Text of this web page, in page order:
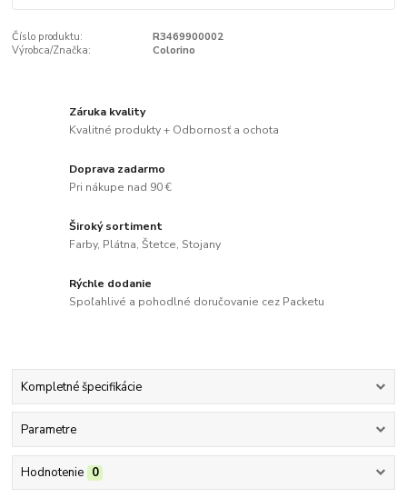
Číslo produktu:
R3469900002
Výrobca/Značka:
Colorino
Záruka kvality
Kvalitné produkty + Odbornosť a ochota
Doprava zadarmo
Pri nákupe nad 90 €
Široký sortiment
Farby, Plátna, Štetce, Stojany
Rýchle dodanie
Spoľahlivé a pohodlné doručovanie cez Packetu
Kompletné špecifikácie
Parametre
Hodnotenie 0